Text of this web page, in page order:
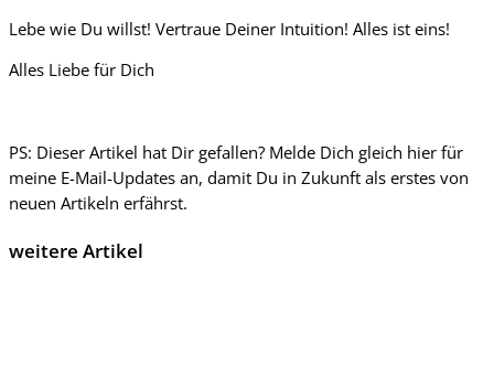
Lebe wie Du willst! Vertraue Deiner Intuition! Alles ist eins!
Alles Liebe für Dich
PS: Dieser Artikel hat Dir gefallen? Melde Dich gleich hier für
meine E-Mail-Updates an, damit Du in Zukunft als erstes von
neuen Artikeln erfährst.
weitere Artikel